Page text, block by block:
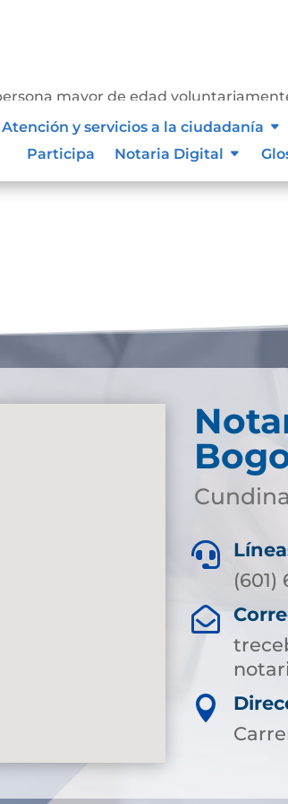
Atención y servicios a la ciudadanía
Participa
Notaria Digital
mayor de edad
adicionar o modificar sus
una vez en la vida por

(601)

